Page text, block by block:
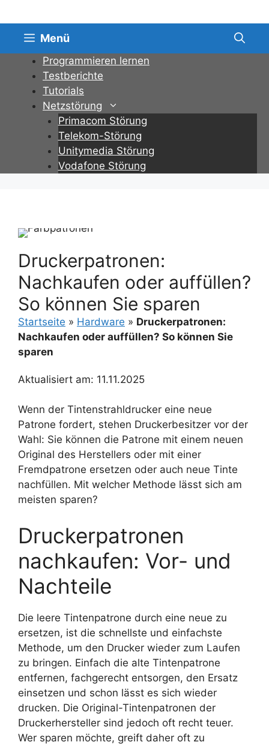
Inhalt
springen Menü
Programmieren lernen
Testberichte
Tutorials
Netzstörung
Primacom Störung
Telekom-Störung
Unitymedia Störung
Vodafone Störung
Druckerpatronen:
Nachkaufen oder auffüllen?
So können Sie sparen
Startseite » Hardware » Druckerpatronen:
Nachkaufen oder auffüllen? So können Sie
sparen
Aktualisiert am: 11.11.2025
Wenn der Tintenstrahldrucker eine neue
Patrone fordert, stehen Druckerbesitzer vor der
Wahl: Sie können die Patrone mit einem neuen
Original des Herstellers oder mit einer
Fremdpatrone ersetzen oder auch neue Tinte
nachfüllen. Mit welcher Methode lässt sich am
meisten sparen?
Druckerpatronen
nachkaufen: Vor- und
Nachteile
Die leere Tintenpatrone durch eine neue zu
ersetzen, ist die schnellste und einfachste
Methode, um den Drucker wieder zum Laufen
zu bringen. Einfach die alte Tintenpatrone
entfernen, fachgerecht entsorgen, den Ersatz
einsetzen und schon lässt es sich wieder
drucken. Die Original-Tintenpatronen der
Druckerhersteller sind jedoch oft recht teuer.
Wer sparen möchte, greift daher oft zu